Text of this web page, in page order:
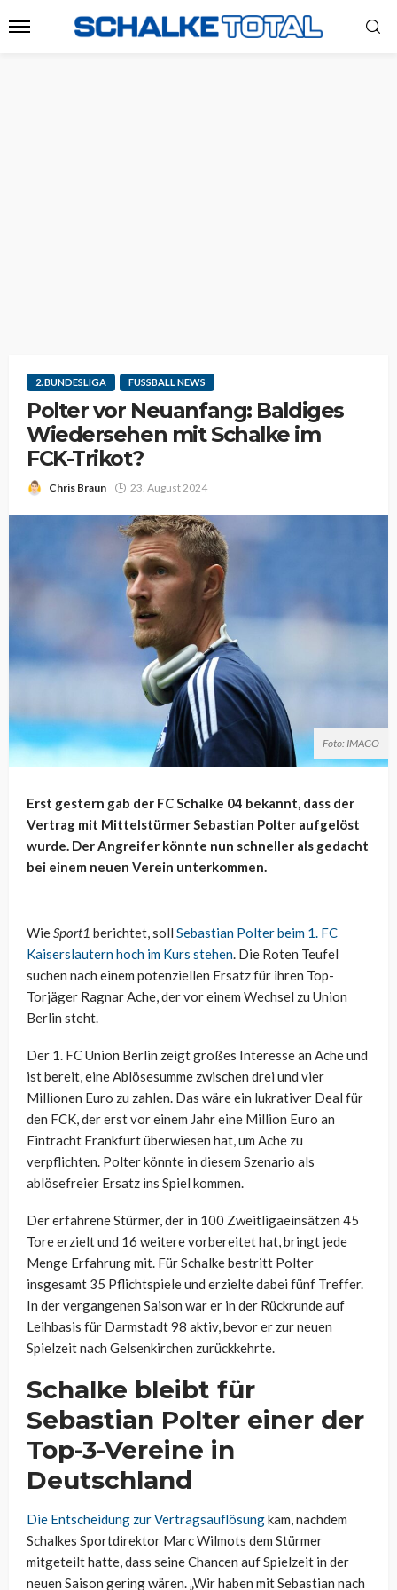
2. BUNDESLIGA FUSSBALL NEWS
Polter vor Neuanfang: Baldiges
Wiedersehen mit Schalke im
FCK-Trikot?
Chris Braun 23. August 2024
Foto: IMAGO
Erst gestern gab der FC Schalke 04 bekannt, dass der
Vertrag mit Mittelstürmer Sebastian Polter aufgelöst
wurde. Der Angreifer könnte nun schneller als gedacht
bei einem neuen Verein unterkommen.
WieSport1 berichtet, soll Sebastian Polter beim 1. FC
Kaiserslautern hoch im Kurs stehen. Die Roten Teufel
suchen nach einem potenziellen Ersatz für ihren Top-
Torjäger Ragnar Ache, der vor einem Wechsel zu Union
Berlin steht.
Der 1. FC Union Berlin zeigt großes Interesse an Ache und
ist bereit, eine Ablösesumme zwischen drei und vier
Millionen Euro zu zahlen. Das wäre ein lukrativer Deal für
den FCK, der erst vor einem Jahr eine Million Euro an
Eintracht Frankfurt überwiesen hat, um Ache zu
verpflichten. Polter könnte in diesem Szenario als
ablösefreier Ersatz ins Spiel kommen.
Der erfahrene Stürmer, der in 100 Zweitligaeinsätzen 45
Tore erzielt und 16 weitere vorbereitet hat, bringt jede
Menge Erfahrung mit. Für Schalke bestritt Polter
insgesamt 35 Pflichtspiele und erzielte dabei fünf Treffer.
In der vergangenen Saison war er in der Rückrunde auf
Leihbasis für Darmstadt 98 aktiv, bevor er zur neuen
Spielzeit nach Gelsenkirchen zurückkehrte.
Schalke bleibt für
Sebastian Polter einer der
Top-3-Vereine in
Deutschland
Die Entscheidung zur Vertragsauflösungkam, nachdem
Schalkes Sportdirektor Marc Wilmots dem Stürmer
mitgeteilt hatte, dass seine Chancen auf Spielzeit in der
neuen Saison gering wären. „Wir haben mit Sebastian nach